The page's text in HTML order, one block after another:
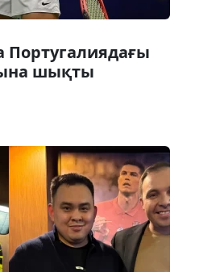
Португалиядағы
шықты